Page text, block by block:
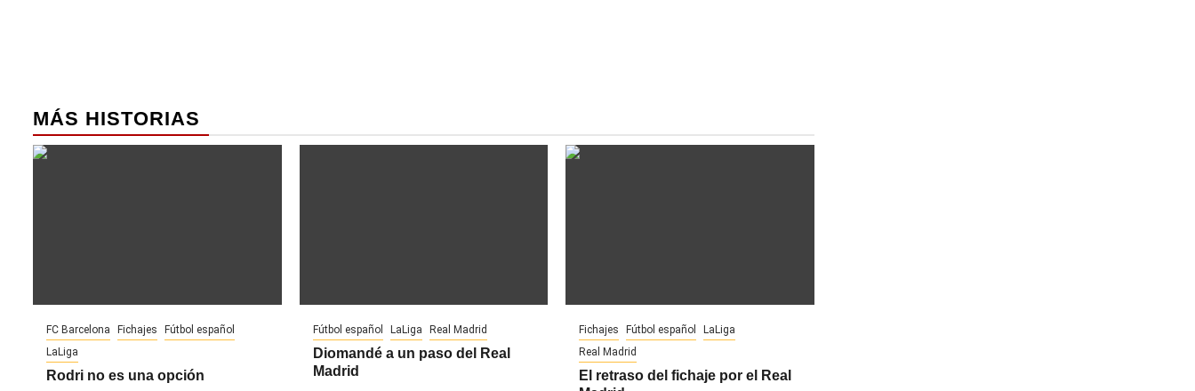
MÁS HISTORIAS
FC Barcelona Fichajes
Fútbol español
LaLiga
Rodri no es una opción
Fútbol español LaLiga Real Madrid
Diomandé a un paso del Real
Madrid
Fichajes Fútbol español
LaLiga
Real Madrid
El retraso del fichaje por el Real